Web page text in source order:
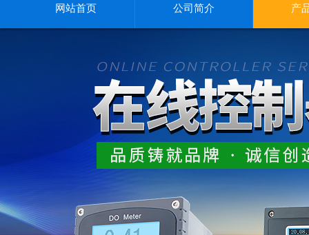
网站首页 公司简介 产